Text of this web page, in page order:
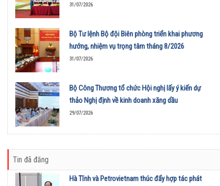
31/07/2026
Bộ Tư lệnh Bộ đội Biên phòng triển khai phương
hướng, nhiệm vụ trọng tâm tháng 8/2026
31/07/2026
Bộ Công Thương tổ chức Hội nghị lấy ý kiến dự
thảo Nghị định về kinh doanh xăng dầu
29/07/2026
Tin đã đăng
Hà Tĩnh và Petrovietnam thúc đẩy hợp tác phát